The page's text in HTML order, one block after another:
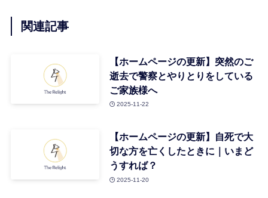
関連記事
【ホームページの更新】突然のご
逝去で警察とやりとりをしている
ご家族様へ
2025-11-22
【ホームページの更新】自死で大
切な方を亡くしたときに｜いまど
うすれば？
2025-11-20